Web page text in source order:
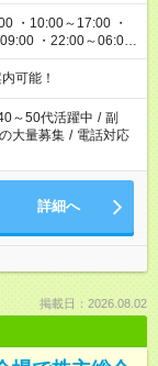
・10:00～17:00 ・
・22:00～06:00
可能！
～50代活躍中 / 副
大量募集 / 電話対応
詳細へ
掲載日：2026.08.02